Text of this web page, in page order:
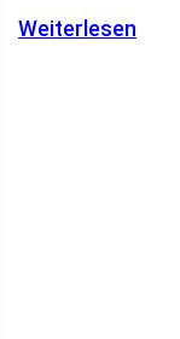
Weiterlesen